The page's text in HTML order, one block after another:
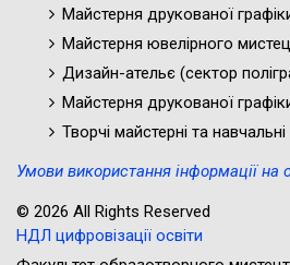
Майстерня друкованої
Майстерня ювелірного
Дизайн-ательє (cектор
Майстерня друкованої
Творчі майстерні та навчальні
Умови використання інформації на
© 2026 All Rights Reserved
НДЛ цифровізації освіти